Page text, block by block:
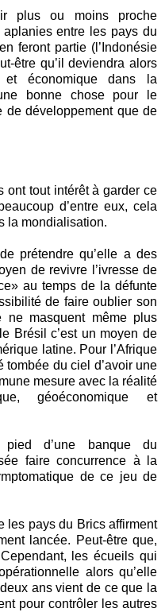
plus ou moins proche
entre les pays du
feront partie (l’Indonésie
être qu’il deviendra alors
économique dans la
bonne chose pour le
de développement que de
ont tout intérêt à garder ce
d’entre eux, cela
la mondialisation.
prétendre qu’elle a des
de revivre l’ivresse de
au temps de la défunte
de faire oublier son
ne masquent même plus
Brésil c’est un moyen de
latine. Pour l’Afrique
tombée du ciel d’avoir une
mesure avec la réalité
géoéconomique et
d’une banque du
faire concurrence à la
de ce jeu de
les pays du Brics affirment
lancée. Peut-être que,
les écueils qui
alors qu’elle
ans vient de ce que la
pour contrôler les autres